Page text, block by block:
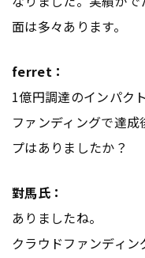
面は多々あります。
ferret：
1億円調達のインパク
ファンディングで達
プはありましたか？
對馬氏：
ありましたね。
クラウドファンディ